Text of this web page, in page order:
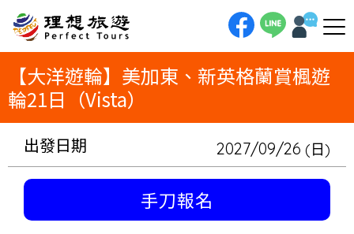
（下船）
【大洋遊輪】美加東、新英格蘭賞楓遊
輪21日（Vista）
出發日期 2027/09/26 (日)
手刀報名